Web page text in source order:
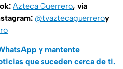
Azteca Guerrero, vía
@tvaztecaguerreroy
y mantente
que suceden cerca de ti.